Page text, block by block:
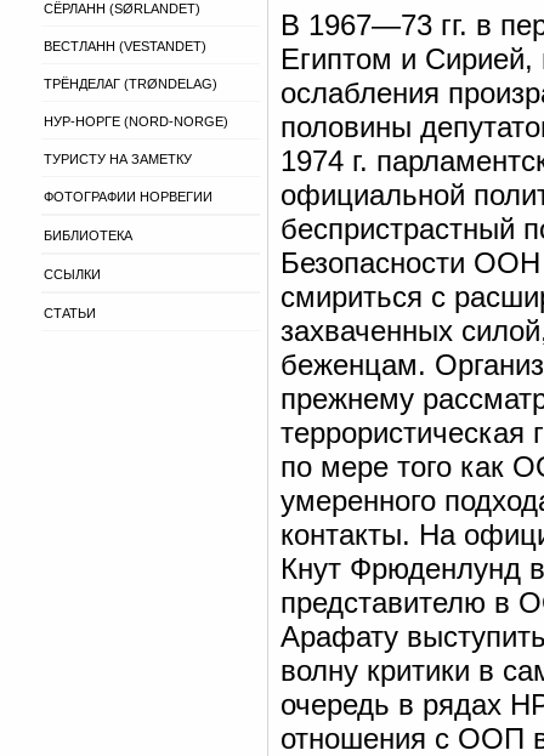
СЁРЛАНН (SØRLANDET)
ВЕСТЛАНН (VESTANDET)
ТРЁНДЕЛАГ (TRØNDELAG)
НУР-НОРГЕ (NORD-NORGE)
ТУРИСТУ НА ЗАМЕТКУ
ФОТОГРАФИИ НОРВЕГИИ
БИБЛИОТЕКА
ССЫЛКИ
СТАТЬИ
В 1967—73 гг. в
Египтом и Сирией,
ослабления
половины
1974 г.
официальной
беспристрастный
Безопасности ООН
смириться с
захваченных
беженцам.
прежнему
террористическая
по мере того как
умеренного
контакты. На
Кнут Фрюденлунд
представителю в
Арафату
волну критики в
очередь в рядах
отношения с ООП